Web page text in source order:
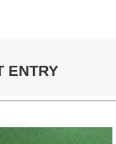
ENTRY